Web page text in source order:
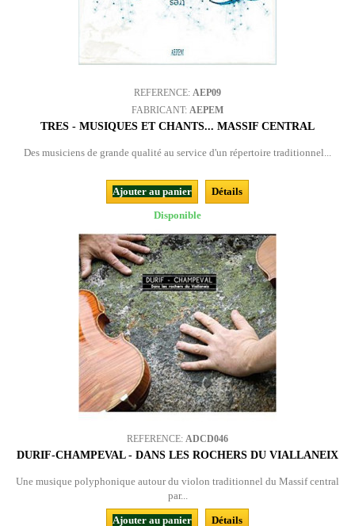
REFERENCE: AEP09
FABRICANT: AEPEM
TRES - MUSIQUES ET CHANTS... MASSIF CENTRAL
Des musiciens de grande qualité au service d'un répertoire traditionnel...
Ajouter au panier
Détails
Disponible
REFERENCE: ADCD046
DURIF-CHAMPEVAL - DANS LES ROCHERS DU VIALLANEIX
Une musique polyphonique autour du violon traditionnel du Massif central
par...
Ajouter au panier Détails